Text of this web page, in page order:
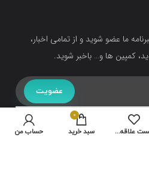
ما عضو شوید و از تمامی اخبار،
کمپین ها و… باخبر شوید.
عضویت
لیست علاقه مندی ها
0
سبد خرید حساب من